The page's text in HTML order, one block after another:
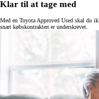
Klar til at tage med
Med en Toyota Approved Used skal du
snart købskontrakten er underskrevet.